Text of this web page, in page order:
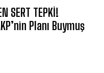
SERT TEPKİ!
Planı Buymuş